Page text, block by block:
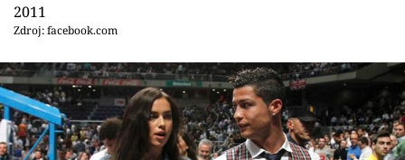
Sledujte prima+
Přihlášení
2011
Zdroj: facebook.com